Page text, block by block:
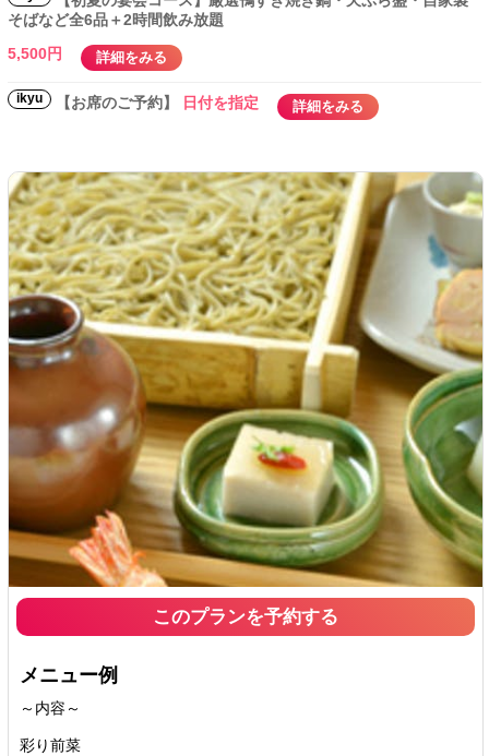
そばなど全6品＋2時間飲み放題
5,500円
詳細をみる
ikyu 【お席のご予約】 日付を指定 詳細をみる
このプランを予約する
メニュー例
～内容～
彩り前菜